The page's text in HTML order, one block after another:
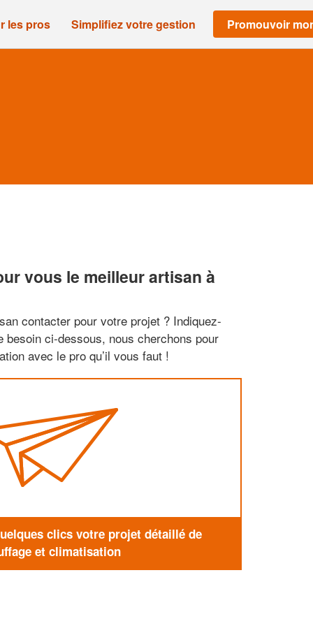
les pros Simplifiez votre gestion Promouvoir
vous le meilleur artisan à
contacter pour votre projet ? Indiquez-
besoin ci-dessous, nous cherchons pour
avec le pro qu’il vous faut !
clics votre projet détaillé de
et climatisation